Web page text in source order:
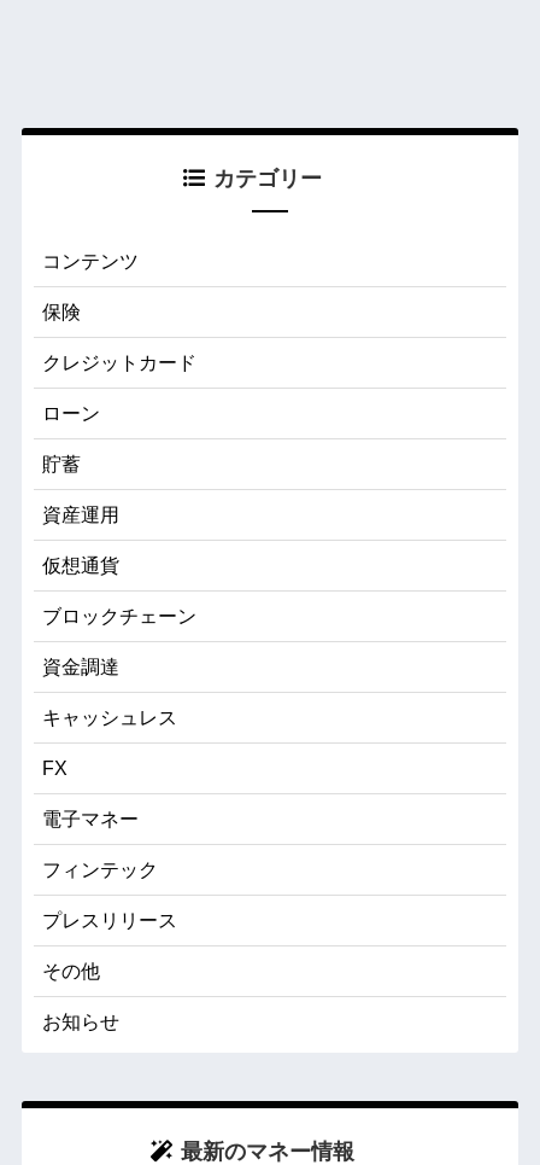
カテゴリー
コンテンツ
保険
クレジットカード
ローン
貯蓄
資産運用
仮想通貨
ブロックチェーン
資金調達
キャッシュレス
FX
電子マネー
フィンテック
プレスリリース
その他
お知らせ
最新のマネー情報